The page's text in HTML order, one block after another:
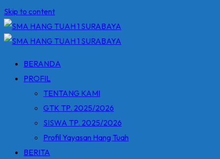
Skip to content
BERANDA
PROFIL
TENTANG KAMI
GTK TP. 2025/2026
SISWA TP. 2025/2026
Profil Yayasan Hang Tuah
BERITA